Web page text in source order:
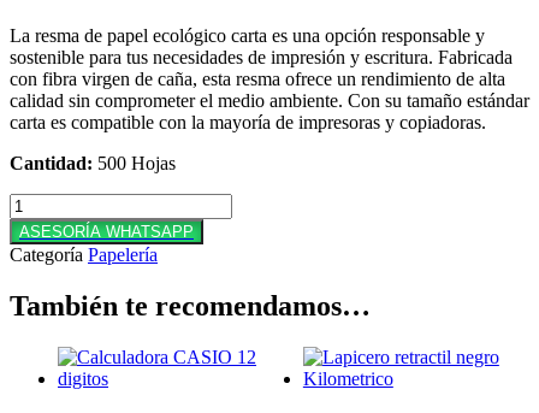
La resma de papel ecológico carta es una opción responsable y
sostenible para tus necesidades de impresión y escritura. Fabricada
con fibra virgen de caña, esta resma ofrece un rendimiento de alta
calidad sin comprometer el medio ambiente. Con su tamaño estándar
carta es compatible con la mayoría de impresoras y copiadoras.
Cantidad: 500 Hojas
RESMA
DE
PAPEL
ECOLOGICO
X
cantidad
ASESORÍA WHATSAPP
Categoría Papelería
También te recomendamos…